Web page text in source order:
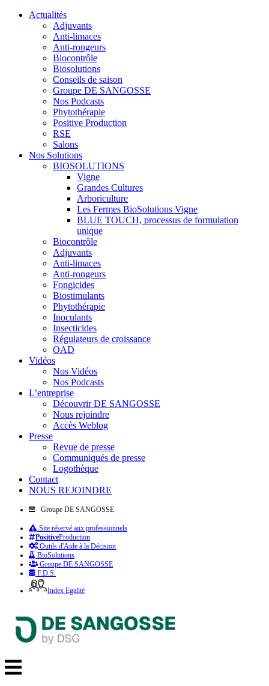
Actualités
Adjuvants
Anti-limaces
Anti-rongeurs
Biocontrôle
Biosolutions
Conseils de saison
Groupe DE SANGOSSE
Nos Podcasts
Phytothérapie
Positive Production
RSE
Salons
Nos Solutions
BIOSOLUTIONS
Vigne
Grandes Cultures
Arboriculture
Les Fermes BioSolutions Vigne
BLUE TOUCH, processus de formulation
unique
Biocontrôle
Adjuvants
Anti-limaces
Anti-rongeurs
Fongicides
Biostimulants
Phytothérapie
Inoculants
Insecticides
Régulateurs de croissance
OAD
Vidéos
Nos Vidéos
Nos Podcasts
L’entreprise
Découvrir DE SANGOSSE
Nous rejoindre
Accès Weblog
Presse
Revue de presse
Communiqués de presse
Logothèque
Contact
NOUS REJOINDRE
Groupe DE SANGOSSE
Site réservé aux professionnels
PositiveProduction
Outils d'Aide à la Décision
BioSolutions
Groupe DE SANGOSSE
F.D.S.
Index Egalité